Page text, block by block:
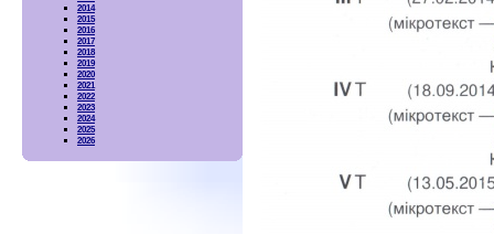
2014
2015
2016
2017
2018
2019
2020
2021
2022
2023
2024
2025
2026